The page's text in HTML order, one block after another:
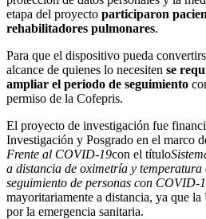
etapa del proyecto participaron
rehabilitadores pulmonares.
Para que el dispositivo pueda
alcance de quienes lo necesiten se
ampliar el periodo de seguimiento
permiso de la Cofepris.
El proyecto de investigación fue
Investigación y Posgrado en el marco
Frente al COVID-19con el título
a distancia de oximetría y
seguimiento de personas con COVID-
mayoritariamente a distancia, ya que
por la emergencia sanitaria.